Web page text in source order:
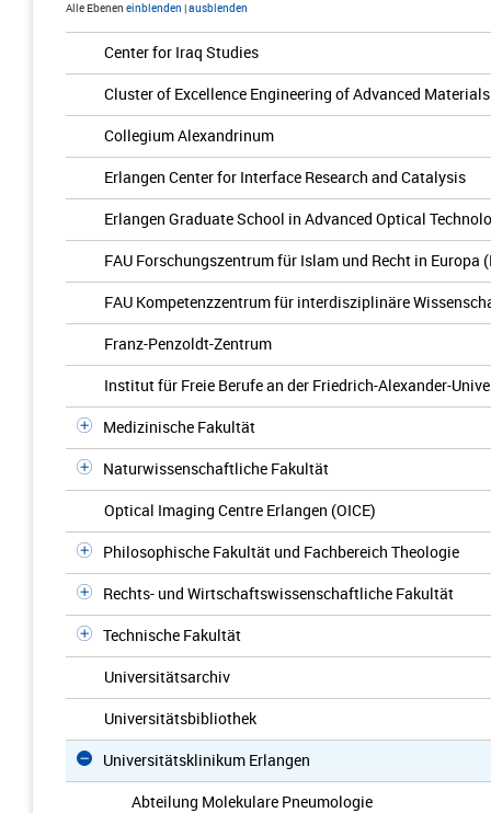
Alle Ebenen einblenden |ausblenden
Center for Iraq Studies
Cluster of Excellence Engineering of Advanced Materials
Collegium Alexandrinum
Erlangen Center for Interface Research and Catalysis
Erlangen Graduate School in Advanced Optical
FAU Forschungszentrum für Islam und Recht in Europa
FAU Kompetenzzentrum für interdisziplinäre
Franz-Penzoldt-Zentrum
Institut für Freie Berufe an der Friedrich-Alexander-
Medizinische Fakultät
Naturwissenschaftliche Fakultät
Optical Imaging Centre Erlangen (OICE)
Philosophische Fakultät und Fachbereich Theologie
Rechts- und Wirtschaftswissenschaftliche Fakultät
Technische Fakultät
Universitätsarchiv
Universitätsbibliothek
Universitätsklinikum Erlangen
Abteilung Molekulare Pneumologie